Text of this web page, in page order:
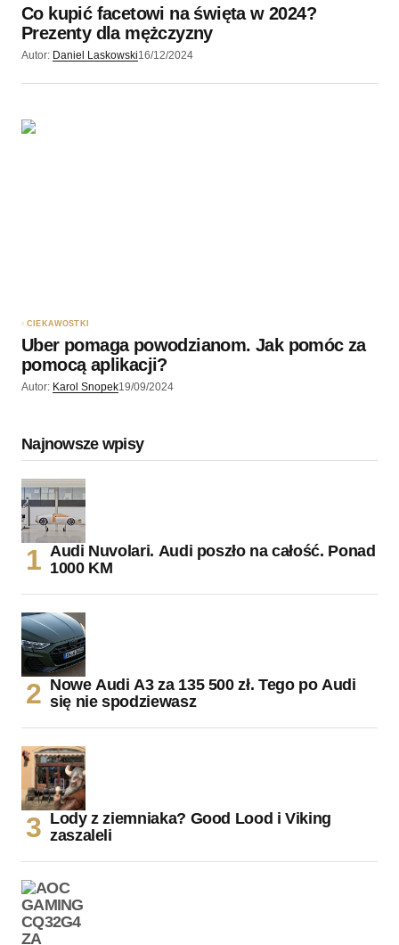
Co kupić facetowi na święta w 2024?
Prezenty dla mężczyzny
Autor: Daniel Laskowski16/12/2024
CIEKAWOSTKI
Uber pomaga powodzianom. Jak pomóc za
pomocą aplikacji?
Autor: Karol Snopek19/09/2024
Najnowsze wpisy
Audi Nuvolari. Audi poszło na całość. Ponad
1000 KM
Nowe Audi A3 za 135 500 zł. Tego po Audi
się nie spodziewasz
Lody z ziemniaka? Good Lood i Viking
zaszaleli